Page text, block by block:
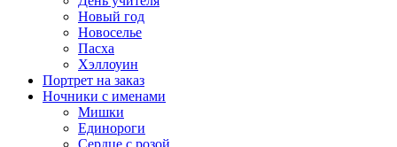
Новый год
Новоселье
Пасха
Хэллоуин
Портрет на заказ
Ночники с именами
Мишки
Единороги
Сердце с розой